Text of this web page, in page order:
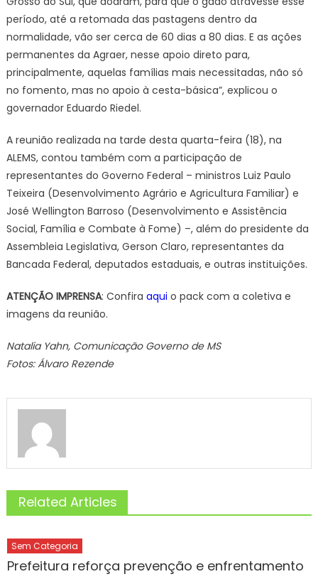
período, até a retomada das pastagens dentro da
normalidade, vão ser cerca de 60 dias a 80 dias. E as ações
permanentes da Agraer, nesse apoio direto para,
principalmente, aquelas famílias mais necessitadas, não só
no fomento, mas no apoio à cesta-básica”, explicou o
governador Eduardo Riedel.
A reunião realizada na tarde desta quarta-feira (18), na
ALEMS, contou também com a participação de
representantes do Governo Federal – ministros Luiz Paulo
Teixeira (Desenvolvimento Agrário e Agricultura Familiar) e
José Wellington Barroso (Desenvolvimento e Assistência
Social, Família e Combate à Fome) –, além do presidente da
Assembleia Legislativa, Gerson Claro, representantes da
Bancada Federal, deputados estaduais, e outras instituições.
ATENÇÃO IMPRENSA: Confira aqui o pack com a coletiva e
imagens da reunião.
Natalia Yahn, Comunicação Governo de MS
Fotos: Álvaro Rezende
Related Articles
Sem Categoria
Prefeitura reforça prevenção e enfrentamento